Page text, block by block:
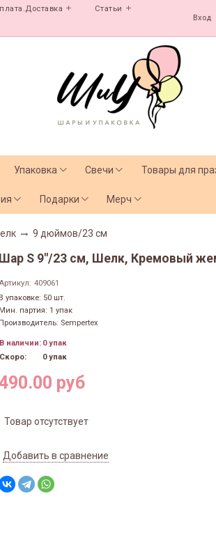
Статьи
Вход
Упаковка Свечи Товары для
Подарки Мерч
9 дюймов/23 см
Шар S 9"/23 см, Шелк, Кремовый
409061
В упаковке: 50 шт.
Мин. партия: 1 упак
Производитель: Sempertex
В наличии: 0 упак
Скоро:
0 упак
руб
Товар отсутствует
Добавить в сравнение